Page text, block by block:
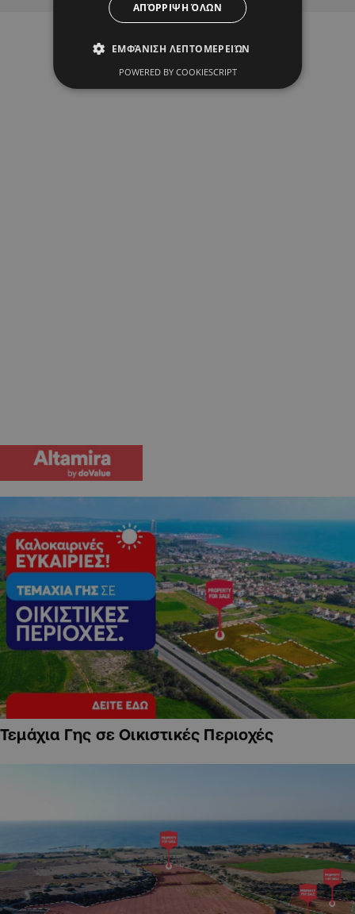
Τεμάχια Γης σε Οικιστικές Περιοχές
ΑΠΌΡΡΙΨΗ ΌΛΩΝ
ΕΜΦΆΝΙΣΗ ΛΕΠΤΟΜΕΡΕΙΏΝ
POWERED BY COOKIESCRIPT